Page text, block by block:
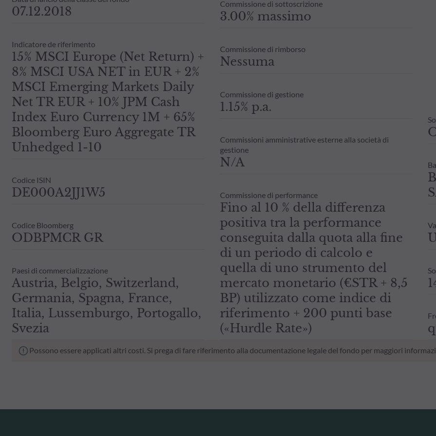
07.12.2018
Indicatore de riferimento
15% MSCI Europe (Net Return) +
8% MSCI USA NET in EUR + 2%
MSCI Emerging Markets Daily
Net TR EUR + 10% JPM Cash
Index Euro Currency 1M + 65%
Bloomberg Euro Aggregate TR
Unhedged 1-10
Codice ISIN
DE000A2JJ1W5
Codice Bloomberg
ODBPMCR GR
Paesi di commercializzazione
Austria, Belgio, Switzerland,
Germania, Spagna, France,
Italia, Lussemburgo, Portogallo,
Svezia
Commissione di sottoscrizione
3.00% massimo
Commissione di rimborso
Nessuma
Commissione di gestione
1.15% p.a.
Commissioni amministrative esterne alla società di
gestione
N/A
Commissione di performance
Fino al 10 % della differenza
positiva tra la performance
conseguita dalla quota alla fine
di un periodo di calcolo e
quella di uno strumento del
mercato monetario (€STR + 8,5
BP) utilizzato come indice di
riferimento + 200 punti base
(«Hurdle Rate»)
Possono essere applicati altri costi. Si prega di fare riferimento alla documentazione legale del fondo per maggiori